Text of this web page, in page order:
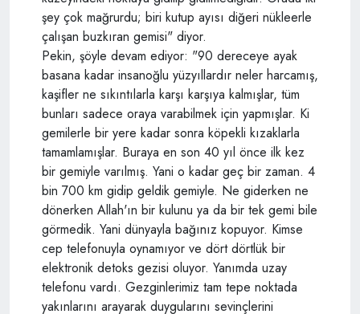
şey çok mağrurdu; biri kutup ayısı diğeri nükleerle
çalışan buzkıran gemisi" diyor.
Pekin, şöyle devam ediyor: "90 dereceye ayak
basana kadar insanoğlu yüzyıllardır neler harcamış,
kaşifler ne sıkıntılarla karşı karşıya kalmışlar, tüm
bunları sadece oraya varabilmek için yapmışlar. Ki
gemilerle bir yere kadar sonra köpekli kızaklarla
tamamlamışlar. Buraya en son 40 yıl önce ilk kez
bir gemiyle varılmış. Yani o kadar geç bir zaman. 4
bin 700 km gidip geldik gemiyle. Ne giderken ne
dönerken Allah'ın bir kulunu ya da bir tek gemi bile
görmedik. Yani dünyayla bağınız kopuyor. Kimse
cep telefonuyla oynamıyor ve dört dörtlük bir
elektronik detoks gezisi oluyor. Yanımda uzay
telefonu vardı. Gezginlerimiz tam tepe noktada
yakınlarını arayarak duygularını sevinçlerini